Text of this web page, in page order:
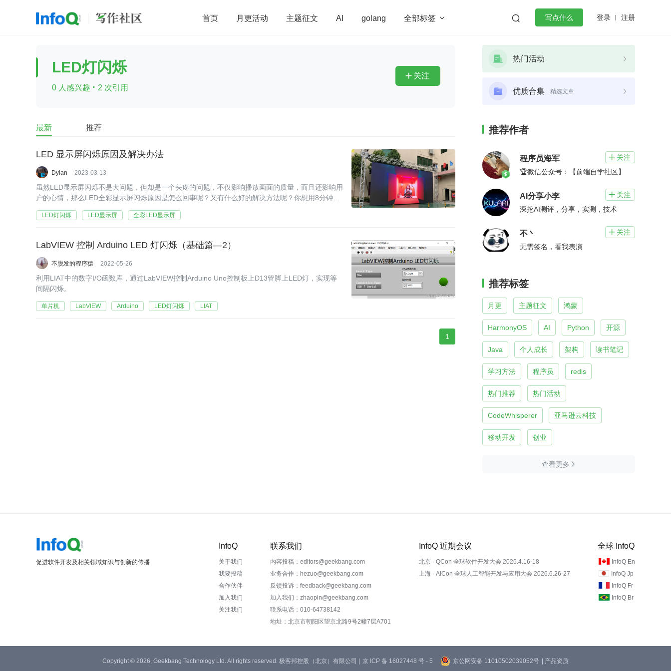
首页 月更活动 主题征文 AI golang 全部标签   写点什么 登录 注册
前端 AI 大数据 redis
查看更多
LED灯闪烁
0 人感兴趣 · 2 次引用
 关注
最新 推荐
LED 显示屏闪烁原因及解决办法
Dylan 2023-03-13
虽然LED显示屏闪烁不是大问题，但却是一个头疼的问题，不仅影响播放画面的质量，而且还影响用
户的心情，那么LED全彩显示屏闪烁原因是怎么回事呢？又有什么好的解决方法呢？你想用8分钟时
LED灯闪烁 LED显示屏 全彩LED显示屏
LabVIEW 控制 Arduino LED 灯闪烁（基础篇—2）
不脱发的程序猿 2022-05-26
利用LIAT中的数字I/O函数库，通过LabVIEW控制Arduino Uno控制板上D13管脚上LED灯，实现等
间隔闪烁。
单片机 LabVIEW Arduino LED灯闪烁 LIAT
1
热门活动
优质合集 精选文章
推荐作者
程序员海军  关注
🏆微信公众号：【前端自学社区】
AI分享小李  关注
深挖AI测评，分享，实测，技术
不丶  关注
无需签名，看我表演
推荐标签
月更 主题征文 鸿蒙
HarmonyOS AI Python 开源
Java 个人成长 架构 读书笔记
学习方法 程序员 redis
热门推荐 热门活动
CodeWhisperer 亚马逊云科技
移动开发 创业
查看更多 
促进软件开发及相关领域知识与创新的传播
InfoQ
关于我们
我要投稿
合作伙伴
加入我们
关注我们
联系我们
内容投稿：editors@geekbang.com
业务合作：hezuo@geekbang.com
反馈投诉：feedback@geekbang.com
加入我们：zhaopin@geekbang.com
联系电话：010-64738142
地址：北京市朝阳区望京北路9号2幢7层A701
InfoQ 近期会议
北京 · QCon 全球软件开发大会 2026.4.16-18
上海 · AICon 全球人工智能开发与应用大会 2026.6.26-27
全球 InfoQ
InfoQ En
InfoQ Jp
InfoQ Fr
InfoQ Br
Copyright © 2026, Geekbang Technology Ltd. All rights reserved. 极客邦控股（北京）有限公司 | 京 ICP 备 16027448 号 - 5 京公网安备 11010502039052号 | 产品资质